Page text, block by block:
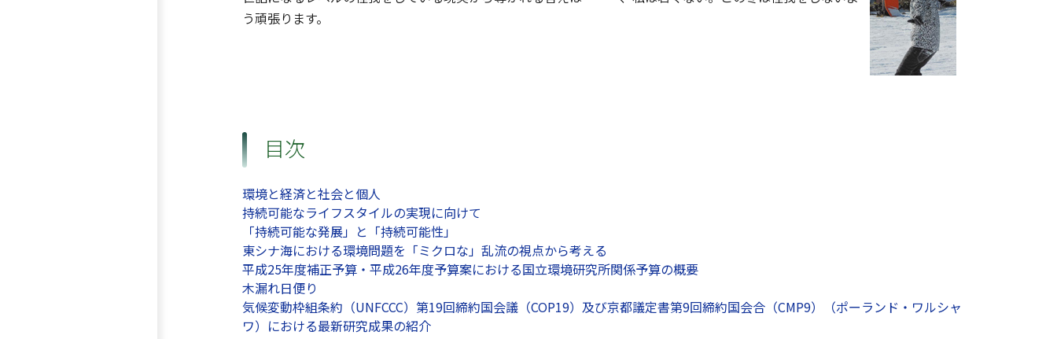
う頑張ります。
目次
環境と経済と社会と個人
持続可能なライフスタイルの実現に向けて
「持続可能な発展」と「持続可能性」
東シナ海における環境問題を「ミクロな」乱流の視点から考える
平成25年度補正予算・平成26年度予算案における国立環境研究所関係予算の概要
木漏れ日便り
気候変動枠組条約（UNFCCC）第19回締約国会議（COP19）及び京都議定書第9回締約国会合（CMP9）（ポーランド・ワルシャ
ワ）における最新研究成果の紹介